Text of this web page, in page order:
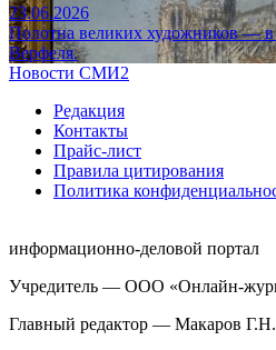
23.06.2026
Полотна великих художников —
Верфеля.
Новости СМИ2
Редакция
Контакты
Прайс-лист
Правила цитирования
Политика
информационно-деловой портал
Учредитель — ООО «Онлайн-
Главный редактор — Макаров Г.Н.